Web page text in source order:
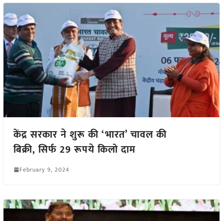
केंद्र सरकार ने शुरू की ‘भारत’ चावल की
बिक्री, सिर्फ 29 रूपये किलो दाम
February 9, 2024